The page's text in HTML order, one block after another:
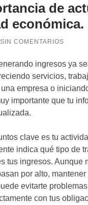
de
económica.
SIN COMENTARIOS
ingresos ya
servicios,
empresa o
importante que tu
clave es tu
indica qué tipo de
tus ingresos. Aunque
por alto, mantener
evitarte
con tus